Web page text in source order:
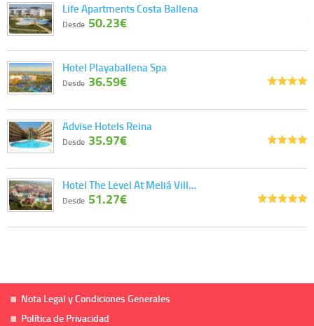
Life Apartments Costa Ballena
Desde 50.23€
Hotel Playaballena Spa
Desde 36.59€
Advise Hotels Reina
Desde 35.97€
Hotel The Level At Meliá Vill…
Desde 51.27€
Nota Legal y Condiciones Generales
Política de Privacidad